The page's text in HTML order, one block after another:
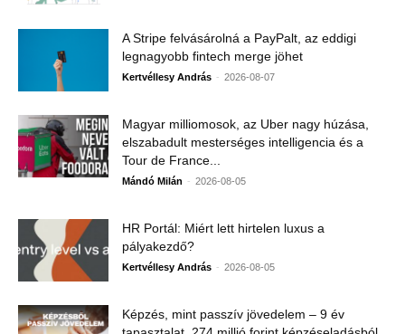
A Stripe felvásárolná a PayPalt, az eddigi
legnagyobb fintech merge jöhet
Kertvéllesy András - 2026-08-07
Magyar milliomosok, az Uber nagy húzása,
elszabadult mesterséges intelligencia és a
Tour de France...
Mándó Milán - 2026-08-05
HR Portál: Miért lett hirtelen luxus a
pályakezdő?
Kertvéllesy András - 2026-08-05
Képzés, mint passzív jövedelem – 9 év